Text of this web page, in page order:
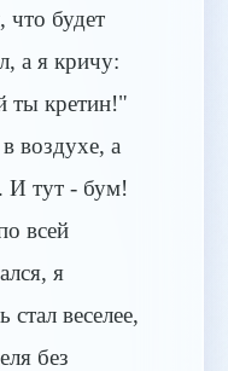
что будет
а я кричу:
ты кретин!"
воздухе, а
И тут - бум!
всей
я
веселее,
без